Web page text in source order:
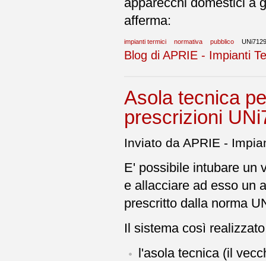
afferma:
impianti termici normativa pubblico
Blog di APRIE - Impianti
Asola tecnica
prescrizioni
Inviato da APRIE -
E' possibile intubare un
e allacciare ad esso un
prescritto dalla norma
Il sistema così
l'asola tecnica (il